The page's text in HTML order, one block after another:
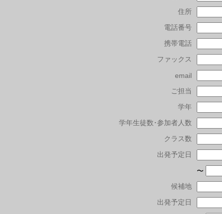
住所
電話番号
携帯電話
ファックス
email
ご担当
学年
学年生徒数･参加者人数
クラス数
出発予定日
〜
候補地
出発予定日